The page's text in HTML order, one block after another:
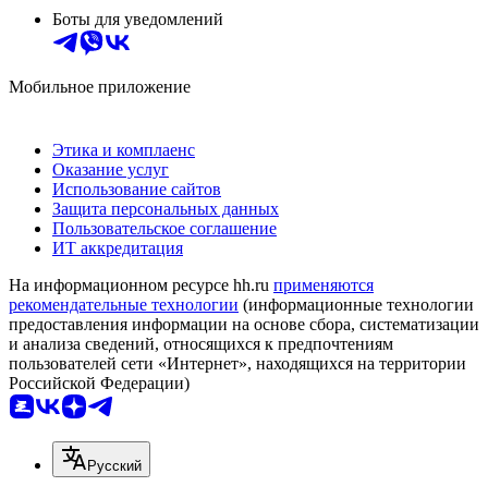
Боты для уведомлений
Мобильное приложение
Этика и комплаенс
Оказание услуг
Использование сайтов
Защита персональных данных
Пользовательское соглашение
ИТ аккредитация
На информационном ресурсе hh.ru применяются
рекомендательные технологии (информационные технологии
предоставления информации на основе сбора, систематизации
и анализа сведений, относящихся к предпочтениям
пользователей сети «Интернет», находящихся на территории
Российской Федерации)
Русский